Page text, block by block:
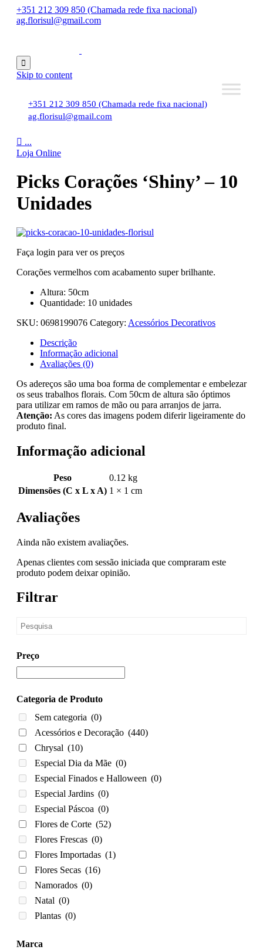
+351 212 309 850 (Chamada rede fixa nacional)
ag.florisul@gmail.com

Skip to content
+351 212 309 850 (Chamada rede fixa nacional)
ag.florisul@gmail.com
 ...
Loja Online
Picks Corações ‘Shiny’ – 10
Unidades
Faça login para ver os preços
Corações vermelhos com acabamento super brilhante.
Altura: 50cm
Quantidade: 10 unidades
SKU: 0698199076 Category: Acessórios Decorativos
Descrição
Informação adicional
Avaliações (0)
Os adereços são uma boa forma de complementar e embelezar
os seus trabalhos florais. Com 50cm de altura são óptimos
para utilizar em ramos de mão ou para arranjos de jarra.
Atenção: As cores das imagens podem diferir ligeiramente do
produto final.
Informação adicional
Peso
0.12 kg
Dimensões (C x L x A) 1 × 1 cm
Avaliações
Ainda não existem avaliações.
Apenas clientes com sessão iniciada que compraram este
produto podem deixar opinião.
Filtrar
Preço
Categoria de Produto
Sem categoria (0)
Acessórios e Decoração (440)
Chrysal (10)
Especial Dia da Mãe (0)
Especial Finados e Halloween (0)
Especial Jardins (0)
Especial Páscoa (0)
Flores de Corte (52)
Flores Frescas (0)
Flores Importadas (1)
Flores Secas (16)
Namorados (0)
Natal (0)
Plantas (0)
Marca